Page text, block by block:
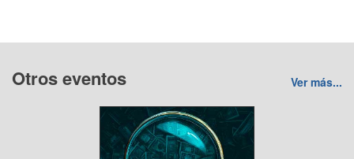
Otros eventos Ver más...